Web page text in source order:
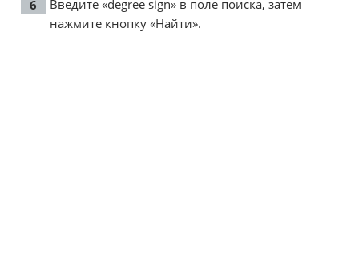
Введите «degree sign» в поле поиска, затем
нажмите кнопку «Найти».